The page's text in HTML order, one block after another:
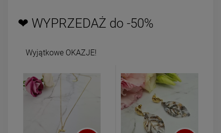
❤ WYPRZEDAŻ do -50%
Wyjątkowe OKAZJE!